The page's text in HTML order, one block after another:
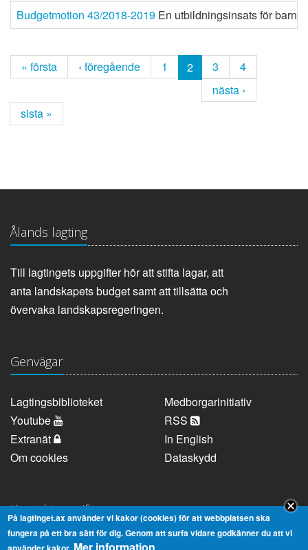
Budgetmotion 43/2018-2019 En utbildningsinsats för barn
« första ‹ föregående 1 2 3
4
nästa ›
sista »
Ålands lagting
Till lagtingets uppgifter hör att stifta lagar, att
anta landskapets budget samt att tillsätta och
övervaka landskapsregeringen.
Genvägar
Lagtingsbiblioteket
Medborgarinitiativ
Youtube
RSS
Extranät
In English
Om cookies
Dataskydd
Kontaktuppgifter
På lagtinget.ax använder vi kakor (cookies) för att webbplatsen ska
fungera på ett bra sätt för dig. Genom att surfa vidare godkänner du att vi